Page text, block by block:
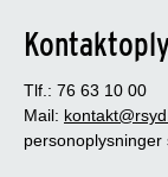
Tlf.: 76 63 10 00
Mail:
personoplysninger